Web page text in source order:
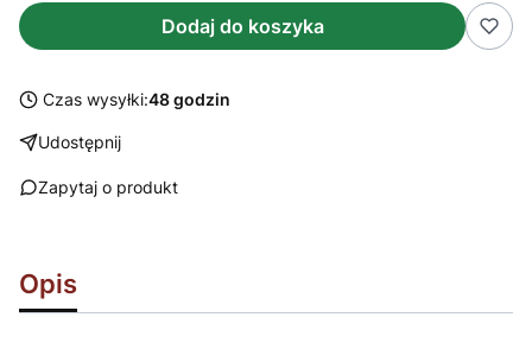
Dodaj do koszyka
Czas wysyłki:48 godzin
Udostępnij
Zapytaj o produkt
Opis